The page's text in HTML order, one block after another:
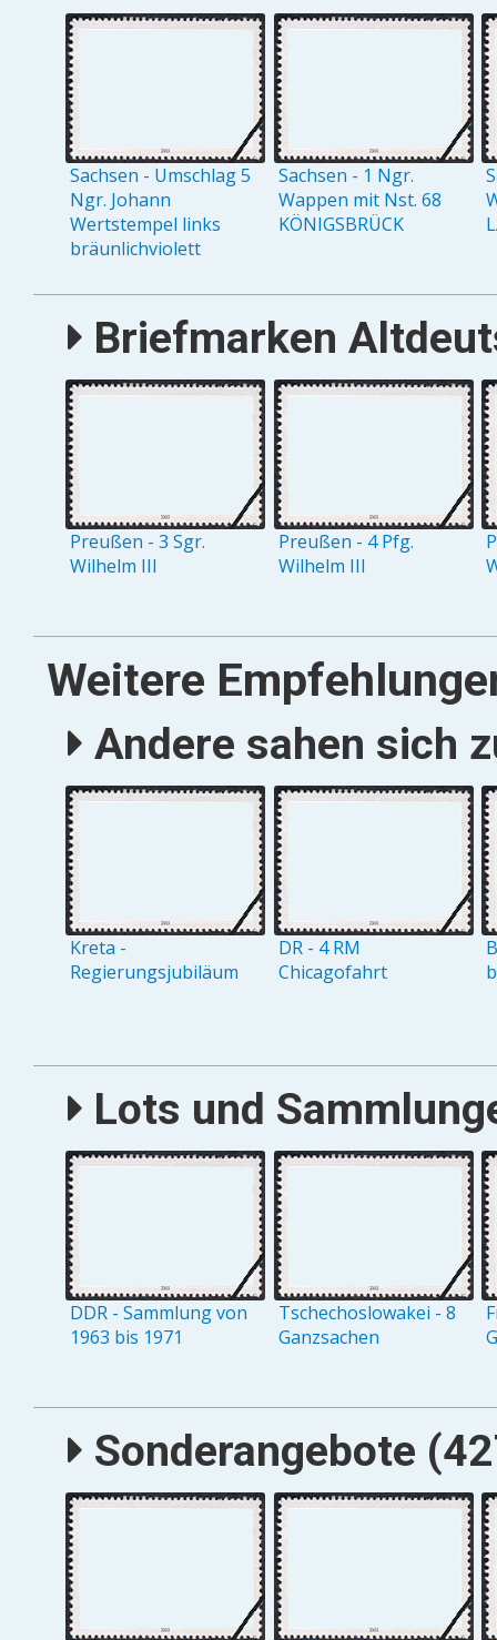
Sachsen - Umschlag 5
Ngr. Johann
Wertstempel links
bräunlichviolett
Sachsen - 1 Ngr.
Wappen mit Nst. 68
KÖNIGSBRÜCK
Briefmarken
Preußen - 3 Sgr.
Wilhelm III
Preußen - 4 Pfg.
Wilhelm III
Weitere
Andere sahen sich
Kreta -
Regierungsjubiläum
DR - 4 RM
Chicagofahrt
Lots und
DDR - Sammlung von
1963 bis 1971
Tschechoslowakei - 8
Ganzsachen
Sonderangebote